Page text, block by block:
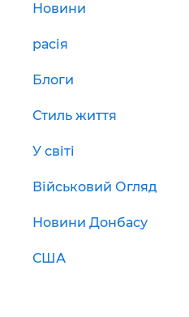
Новини
расія
Блоги
Стиль життя
У світі
Військовий Огляд
Новини Донбасу
США